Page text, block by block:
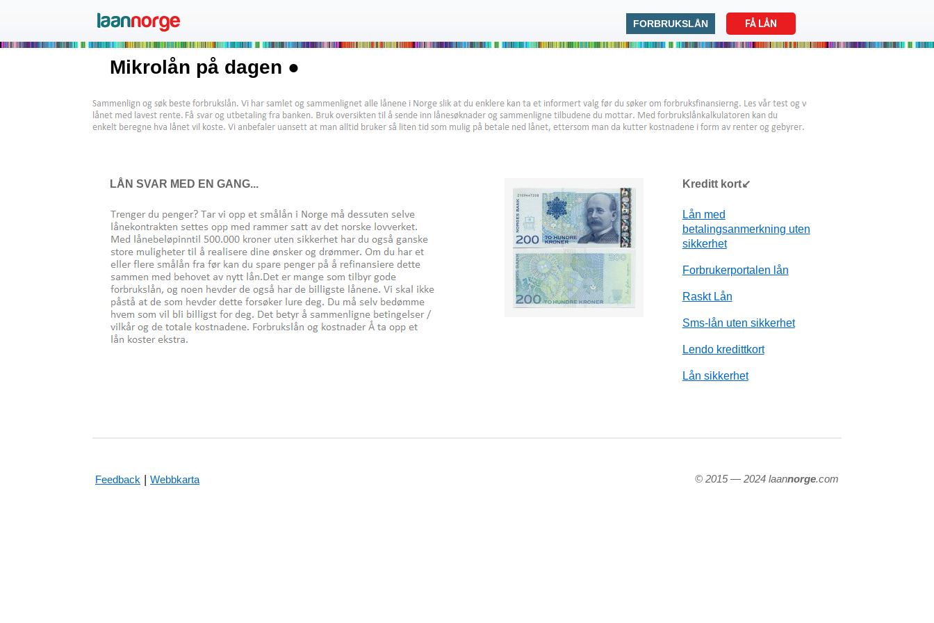
FORBRUKSLÅN FÅ LÅN
Mikrolån på dagen ●
LÅN SVAR MED EN GANG... Kreditt kort↙
Lån med
betalingsanmerkning uten
sikkerhet
Forbrukerportalen lån
Raskt Lån
Sms-lån uten sikkerhet
Lendo kredittkort
Lån sikkerhet
Feedback | Webbkarta © 2015 — 2024 laannorge.com